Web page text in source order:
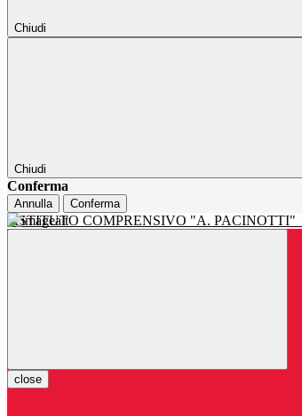
Chiudi
Chiudi
Conferma
Annulla Conferma
ISTITUTO COMPRENSIVO "A. PACINOTTI"
close